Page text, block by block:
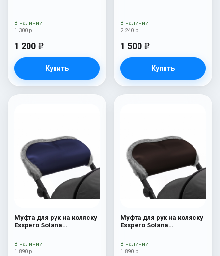
1 300 р
1 200 e
Купить
В наличии
2 240 р
1 500 e
Купить
В наличии
Муфта для рук на коляску
Esspero Solana
Deep Ocean
1 890 р
В наличии
Муфта для рук на коляску
Esspero Solana
Brown
1 890 р
В наличии